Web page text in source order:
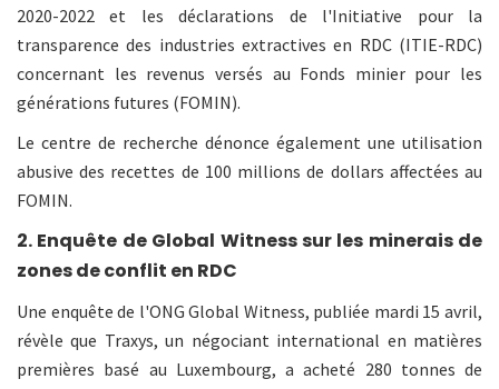
2020-2022 et les déclarations de l'Initiative pour la
transparence des industries extractives en RDC (ITIE-RDC)
concernant les revenus versés au Fonds minier pour les
générations futures (FOMIN).
Le centre de recherche dénonce également une utilisation
abusive des recettes de 100 millions de dollars affectées au
FOMIN.
2. Enquête de Global Witness sur les minerais de
zones de conflit en RDC
Une enquête de l'ONG Global Witness, publiée mardi 15 avril,
révèle que Traxys, un négociant international en matières
premières basé au Luxembourg, a acheté 280 tonnes de